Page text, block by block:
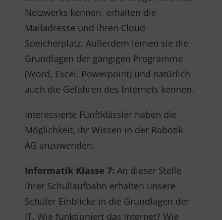
Netzwerks kennen, erhalten die
Mailadresse und ihren Cloud-
Speicherplatz. Außerdem lernen sie die
Grundlagen der gängigen Programme
(Word, Excel, Powerpoint) und natürlich
auch die Gefahren des Internets kennen.
Interessierte Fünftklässler haben die
Möglichkeit, ihr Wissen in der Robotik-
AG anzuwenden.
Informatik Klasse 7: An dieser Stelle
ihrer Schullaufbahn erhalten unsere
Schüler Einblicke in die Grundlagen der
IT. Wie funktioniert das Internet? Wie